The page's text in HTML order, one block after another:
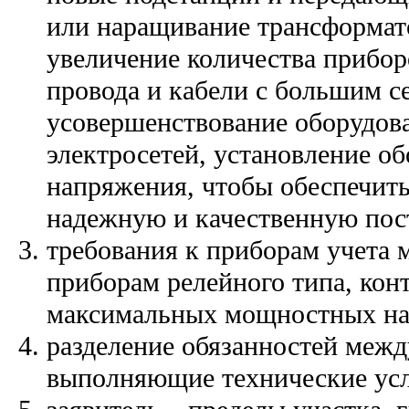
или наращивание
увеличение количества
провода и кабели с большим
усовершенствование
электросетей, установление
напряжения, чтобы
надежную и качественную
требования к приборам
приборам релейного типа,
максимальных мощностных
разделение обязанностей
выполняющие технические